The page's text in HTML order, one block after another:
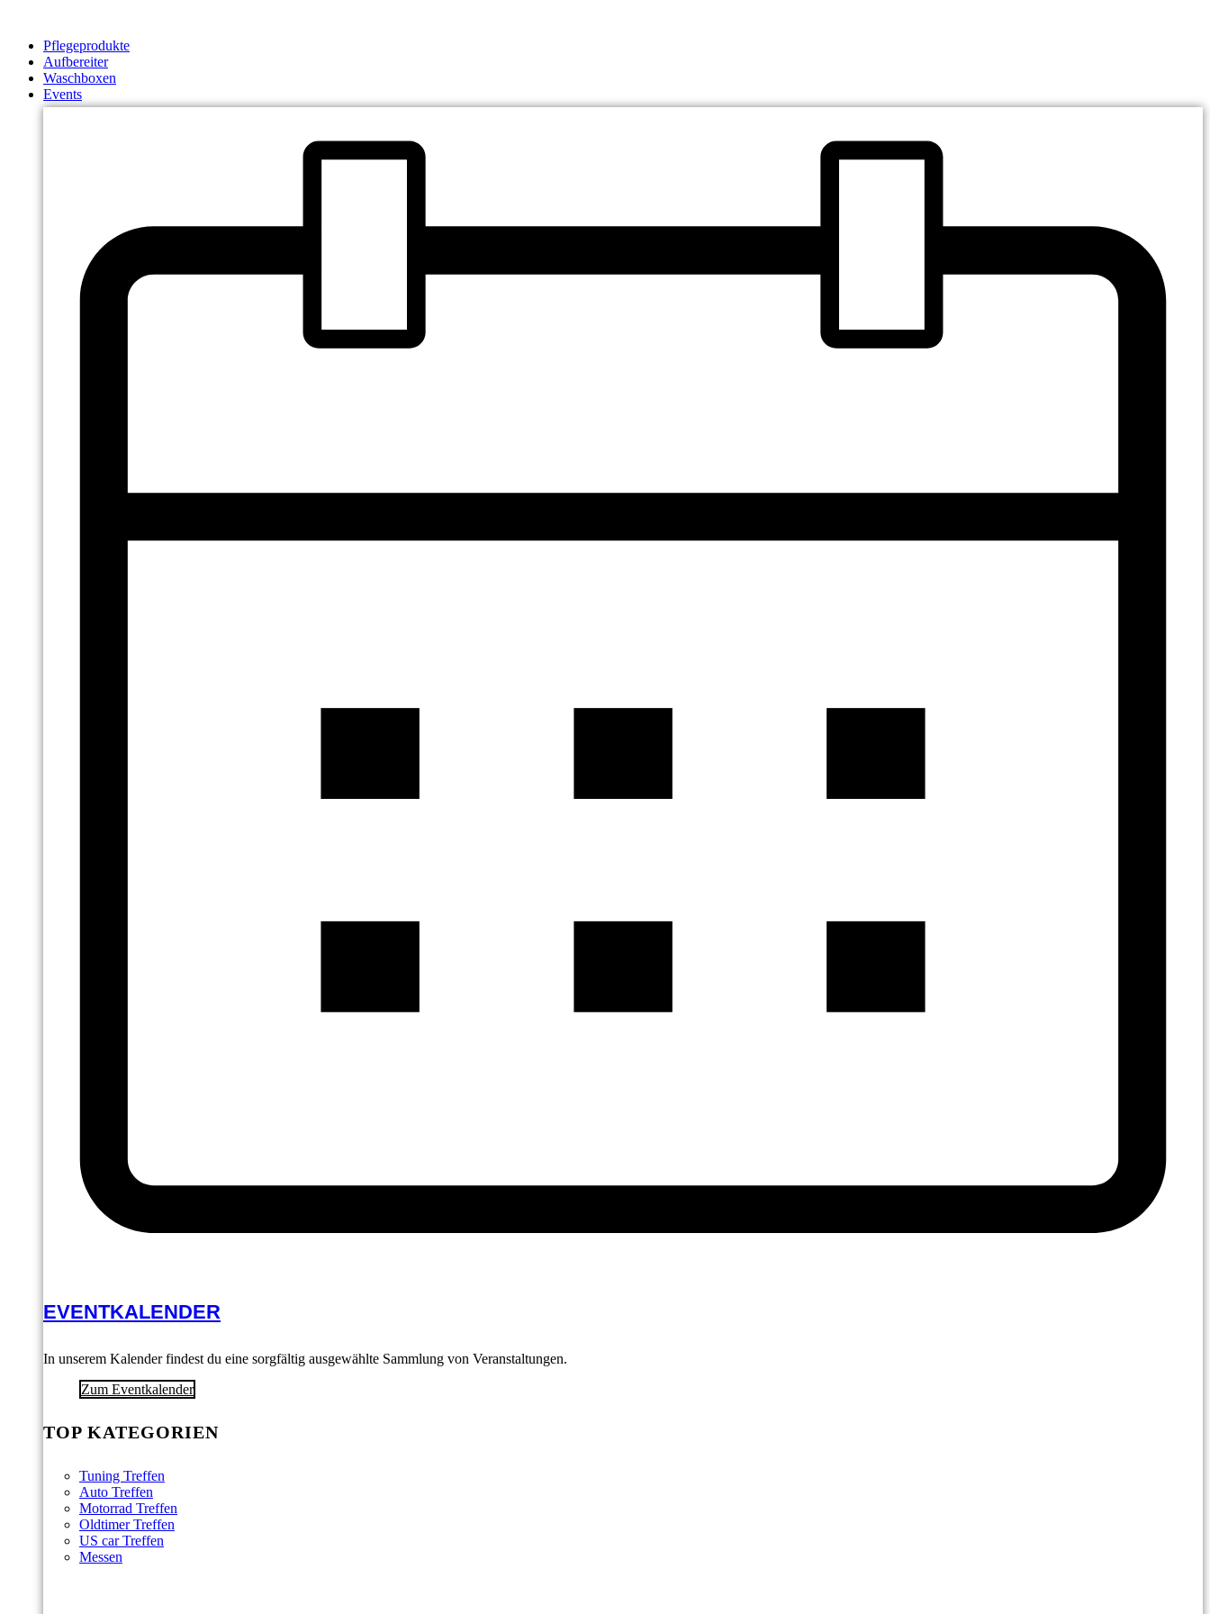
springenPflegeprodukte
Aufbereiter
Waschboxen
Events
EVENTKALENDER
In unserem Kalender findest du eine sorgfältig ausgewählte Sammlung von Veranstaltungen.
Zum Eventkalender
TOP KATEGORIEN
Tuning Treffen
Auto Treffen
Motorrad Treffen
Oldtimer Treffen
US car Treffen
Messen